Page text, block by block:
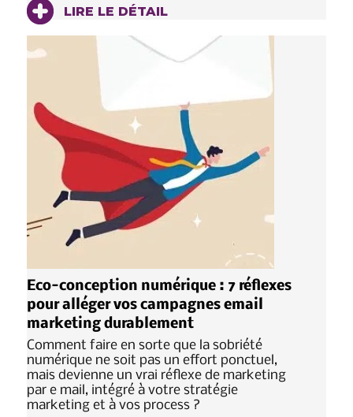
LIRE LE DÉTAIL
Eco-conception numérique : 7 réflexes
pour alléger vos campagnes email
marketing durablement
Comment faire en sorte que la sobriété
numérique ne soit pas un effort ponctuel,
mais devienne un vrai réflexe de marketing
par e mail, intégré à votre stratégie
marketing et à vos process ?